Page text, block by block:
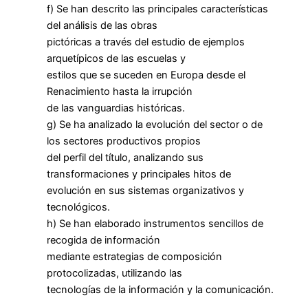
f) Se han descrito las principales características
del análisis de las obras
pictóricas a través del estudio de ejemplos
arquetípicos de las escuelas y
estilos que se suceden en Europa desde el
Renacimiento hasta la irrupción
de las vanguardias históricas.
g) Se ha analizado la evolución del sector o de
los sectores productivos propios
del perfil del título, analizando sus
transformaciones y principales hitos de
evolución en sus sistemas organizativos y
tecnológicos.
h) Se han elaborado instrumentos sencillos de
recogida de información
mediante estrategias de composición
protocolizadas, utilizando las
tecnologías de la información y la comunicación.